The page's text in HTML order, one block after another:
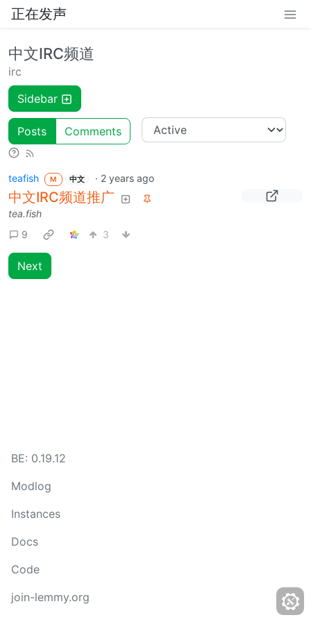
正在发声
中文IRC频道
irc
Sidebar
Posts Comments
teafish M 中文 · 2 years ago
中文IRC频道推广
tea.fish
9
3
Next
BE: 0.19.12
Modlog
Instances
Docs
Code
join-lemmy.org